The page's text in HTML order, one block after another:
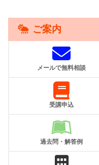
ご案内
メールで無料相談
受講申込
過去問・解答例